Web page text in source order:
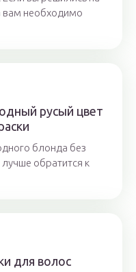
вам необходимо
русый цвет
блонда без
обратится к
для волос